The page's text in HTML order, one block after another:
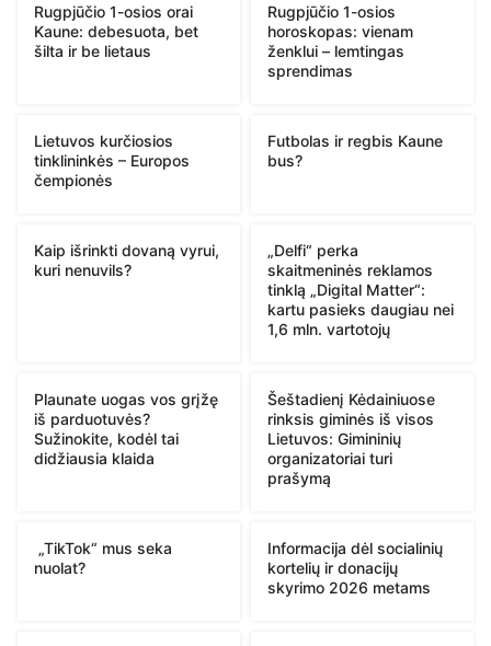
Rugpjūčio 1-osios orai
Kaune: debesuota, bet
šilta ir be lietaus
Rugpjūčio 1-osios
horoskopas: vienam
ženklui – lemtingas
sprendimas
Lietuvos kurčiosios
tinklininkės – Europos
čempionės
Futbolas ir regbis Kaune
bus?
Kaip išrinkti dovaną vyrui,
kuri nenuvils?
„Delfi“ perka
skaitmeninės reklamos
tinklą „Digital Matter“:
kartu pasieks daugiau nei
1,6 mln. vartotojų
Plaunate uogas vos grįžę
iš parduotuvės?
Sužinokite, kodėl tai
didžiausia klaida
Šeštadienį Kėdainiuose
rinksis giminės iš visos
Lietuvos: Gimininių
organizatoriai turi
prašymą
„TikTok“ mus seka
nuolat?
Informacija dėl socialinių
kortelių ir donacijų
skyrimo 2026 metams